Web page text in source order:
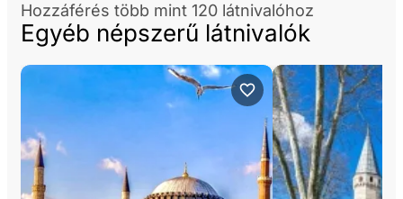
Hozzáférés több mint 120 látnivalóhoz
Egyéb népszerű látnivalók